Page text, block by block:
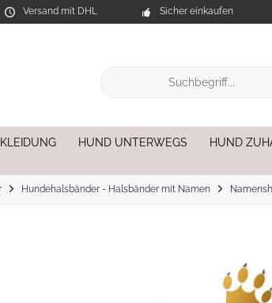
Versand mit DHL Sicher einkaufen
HUND UNTERWEGS HUND
Hundehalsbänder - Halsbänder mit Namen